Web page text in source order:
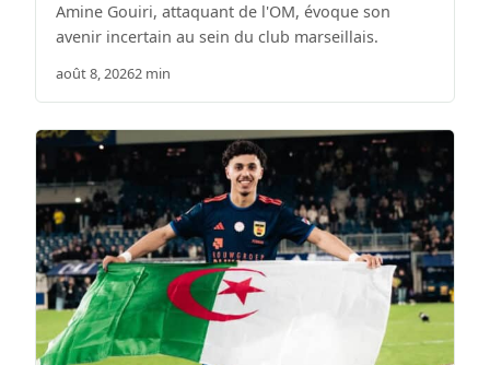
Amine Gouiri, attaquant de l'OM, évoque son
avenir incertain au sein du club marseillais.
août 8, 20262 min